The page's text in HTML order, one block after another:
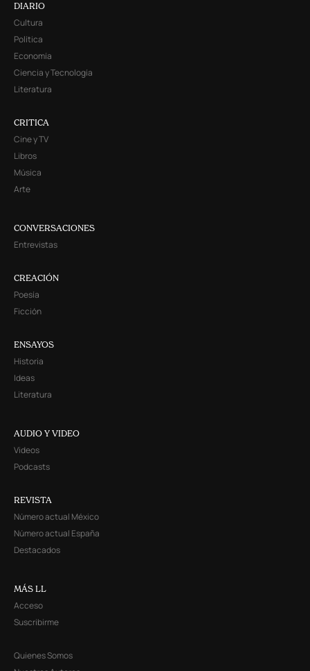
DIARIO
Cultura
Política
Economía
Ciencia y Tecnología
Literatura
CRITICA
Cine y TV
Libros
Música
Arte
CONVERSACIONES
Entrevistas
CREACIÓN
Poesía
Ficción
ENSAYOS
Historia
Ideas
Literatura
AUDIO Y VIDEO
Videos
Podcasts
REVISTA
Número actual México
Número actual España
Destacados
MÁS LL
Acceso
Suscribirme
Quienes Somos